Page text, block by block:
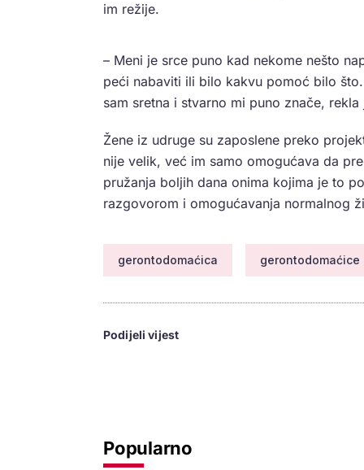
im režije.
– Meni je srce puno kad nekome nešto
peći nabaviti ili bilo kakvu pomoć bilo
sam sretna i stvarno mi puno znače, rekla
Žene iz udruge su zaposlene preko
nije velik, već im samo omogućava da
pružanja boljih dana onima kojima je to
razgovorom i omogućavanja normalnog
gerontodomaćica gerontodomaćice
Podijeli vijest
Popularno